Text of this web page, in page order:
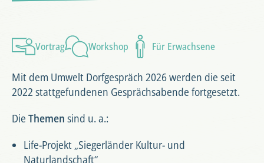
Vortrag Workshop Für Erwachsene
Mit dem Umwelt Dorfgespräch 2026 werden die seit
2022 stattgefundenen Gesprächsabende fortgesetzt.
Die Themen sind u. a.:
Life-Projekt „Siegerländer Kultur- und
Naturlandschaft“